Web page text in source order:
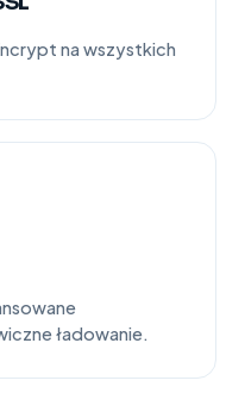
na wszystkich
ładowanie.